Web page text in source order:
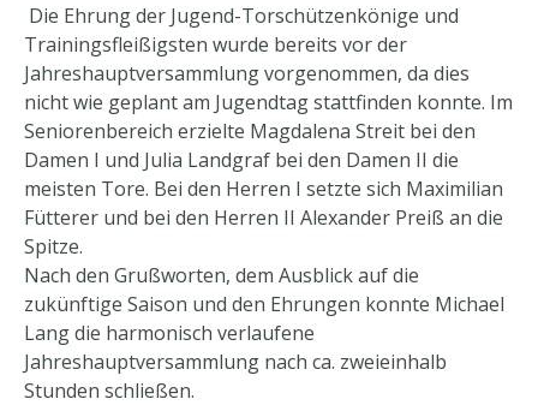
Die Ehrung der Jugend-Torschützenkönige und
Trainingsfleißigsten wurde bereits vor der
Jahreshauptversammlung vorgenommen, da dies
nicht wie geplant am Jugendtag stattfinden konnte. Im
Seniorenbereich erzielte Magdalena Streit bei den
Damen I und Julia Landgraf bei den Damen II die
meisten Tore. Bei den Herren I setzte sich Maximilian
Fütterer und bei den Herren II Alexander Preiß an die
Spitze.
Nach den Grußworten, dem Ausblick auf die
zukünftige Saison und den Ehrungen konnte Michael
Lang die harmonisch verlaufene
Jahreshauptversammlung nach ca. zweieinhalb
Stunden schließen.